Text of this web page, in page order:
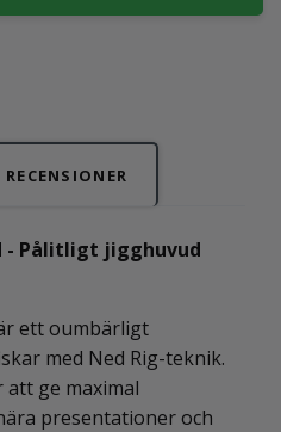
RECENSIONER
- Pålitligt jigghuvud
ett oumbärligt
med Ned Rig-teknik.
ge maximal
presentationer och